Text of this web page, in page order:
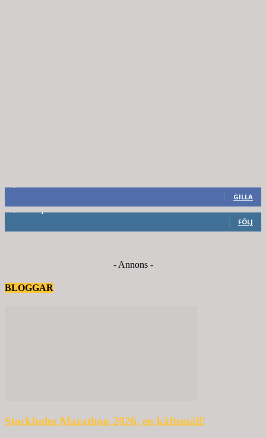
GILLA
FÖLJ
- Annons -
BLOGGAR
Stockholm Marathon 2026, en käftsmäll!